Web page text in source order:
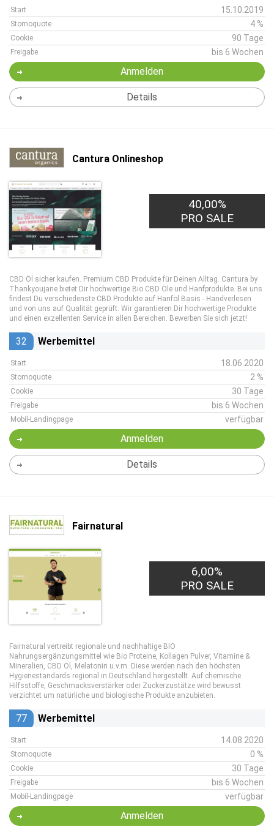
Start 15.10.2019
Stornoquote 4 %
Cookie 90 Tage
Freigabe bis 6 Wochen
Anmelden
Details
Cantura Onlineshop
40,00%
PRO SALE
CBD Öl sicher kaufen. Premium CBD Produkte für Deinen Alltag. Cantura by
Thankyoujane bietet Dir hochwertige Bio CBD Öle und Hanfprodukte. Bei uns
findest Du verschiedenste CBD Produkte auf Hanföl Basis - Handverlesen
und von uns auf Qualität geprüft. Wir garantieren Dir hochwertige Produkte
und einen exzellenten Service in allen Bereichen. Bewerben Sie sich jetzt!
32 Werbemittel
Start 18.06.2020
Stornoquote 2 %
Cookie 30 Tage
Freigabe bis 6 Wochen
Mobil-Landingpage verfügbar
Anmelden
Details
Fairnatural
6,00%
PRO SALE
Fairnatural vertreibt regionale und nachhaltige BIO
Nahrungsergänzungsmittel wie Bio Proteine, Kollagen Pulver, Vitamine &
Mineralien, CBD Öl, Melatonin u.v.m. Diese werden nach den höchsten
Hygienestandards regional in Deutschland hergestellt. Auf chemische
Hilfsstoffe, Geschmacksverstärker oder Zuckerzustätze wird bewusst
verzichtet um natürliche und biologische Produkte anzubieten.
77 Werbemittel
Start 14.08.2020
Stornoquote 0 %
Cookie 30 Tage
Freigabe bis 6 Wochen
Mobil-Landingpage verfügbar
Anmelden